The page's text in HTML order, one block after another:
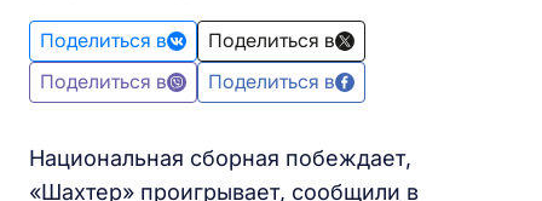
Поделиться в
Поделиться в
Поделиться в
Поделиться в
Национальная сборная побеждает,
«Шахтер» проигрывает, сообщили в